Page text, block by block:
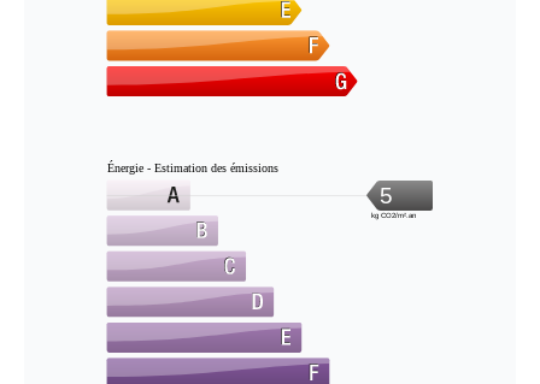
Énergie - Estimation des émissions
5
kg CO2/m².an